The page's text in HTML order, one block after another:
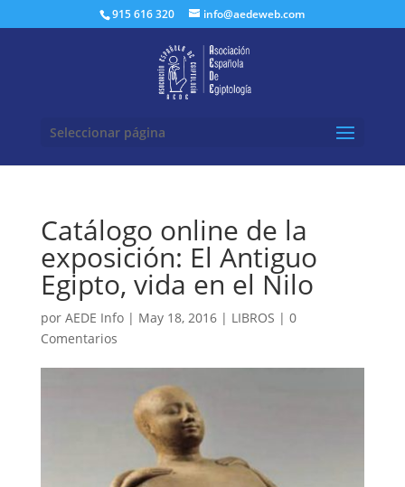
915 616 320 info@aedeweb.com
Seleccionar página
Catálogo online de la
exposición: El Antiguo
Egipto, vida en el Nilo
por AEDE Info| May 18, 2016| LIBROS | 0
Comentarios